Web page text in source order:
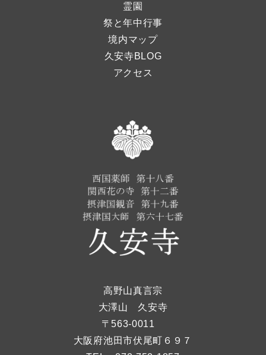
霊園
祭と年中行事
境内マップ
久安寺BLOG
アクセス
高野山真言宗
大澤山 久安寺
〒563-0011
大阪府池田市伏尾町６９７